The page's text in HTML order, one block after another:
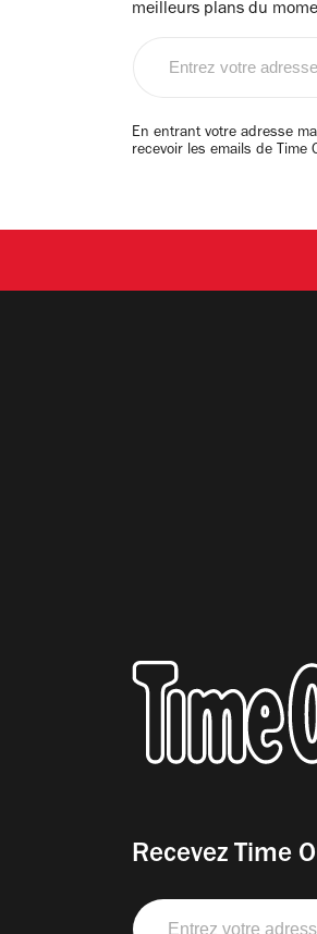
meilleurs plans du
email
En entrant votre adresse
recevoir les emails de Time
Recevez Time
Entrez